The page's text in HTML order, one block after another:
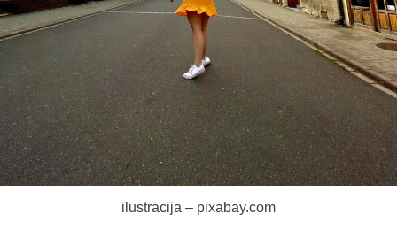
ilustracija – pixabay.com